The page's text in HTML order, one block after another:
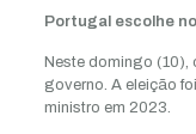
Portugal escolhe
Neste domingo (10),
governo. A eleição
ministro em 2023.